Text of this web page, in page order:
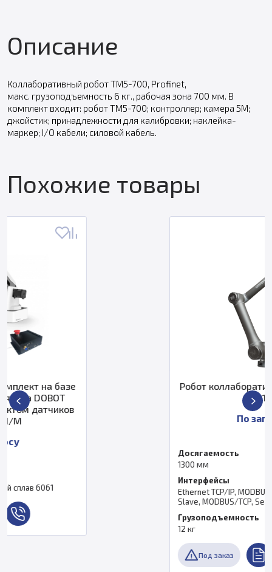
Описание
Коллаборативный робот TM5-700, Profinet,
макс. грузоподъемность 6 кг., рабочая зона 700 мм. В
комплект входит: робот TM5-700; контроллер; камера 5М;
джойстик; принадлежности для калибровки; наклейка-
маркер; I/O кабели; силовой кабель.
Похожие товары
Робот коллаборативный Omron RT6-
Ethernet TCP/IP, MODBUS Master, MODBUS
Slave, MODBUS/TCP, Serial RS-232C